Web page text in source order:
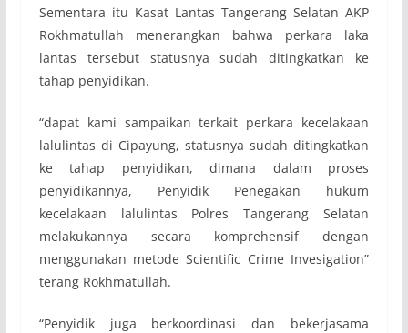
Sementara itu Kasat Lantas Tangerang Selatan AKP
Rokhmatullah menerangkan bahwa perkara laka
lantas tersebut statusnya sudah ditingkatkan ke
tahap penyidikan.
“dapat kami sampaikan terkait perkara kecelakaan
lalulintas di Cipayung, statusnya sudah ditingkatkan
ke tahap penyidikan, dimana dalam proses
penyidikannya, Penyidik Penegakan hukum
kecelakaan lalulintas Polres Tangerang Selatan
melakukannya secara komprehensif dengan
menggunakan metode Scientific Crime Invesigation”
terang Rokhmatullah.
“Penyidik juga berkoordinasi dan bekerjasama